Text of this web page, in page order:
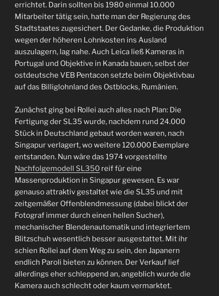
errichtet. Darin sollten bis 1980 einmal 10.000
Mitarbeiter tätig sein, hatte man der Regierung des
Stadtstaates zugesichert. Der Gedanke, die Produktion
wegen der höheren Lohnkosten ins Ausland
auszulagern, lag nahe. Auch Leica ließ Kameras in
Portugal und Objektive in Kanada bauen, selbst der
ostdeutsche VEB Pentacon setzte beim Objektivbau
auf das Billiglohnland des Ostblocks, Rumänien.
Zunächst ging bei Rollei auch alles nach Plan: Die
Fertigung der SL35 wurde, nachdem rund 24.000
Stück in Deutschland gebaut worden waren, nach
Singapur verlagert, wo weitere 120.000 Exemplare
entstanden. Nun wäre das 1974 vorgestellte
Nachfolgemodell SL350 reif für eine
Massenproduktion in Singapur gewesen. Es war
genauso attraktiv gestaltet wie die SL35 und mit
zeitgemäßer Offenblendmessung (dabei blickt der
Fotograf immer durch einen hellen Sucher),
mechanischer Blendenautomatik und integriertem
Blitzschuh wesentlich besser ausgestattet. Mit ihr
schien Rollei auf dem Weg zu sein, den Japanern
endlich Paroli bieten zu können. Der Verkauf lief
allerdings eher schleppend an, angeblich wurde die
Kamera auch schlecht oder kaum vermarktet.